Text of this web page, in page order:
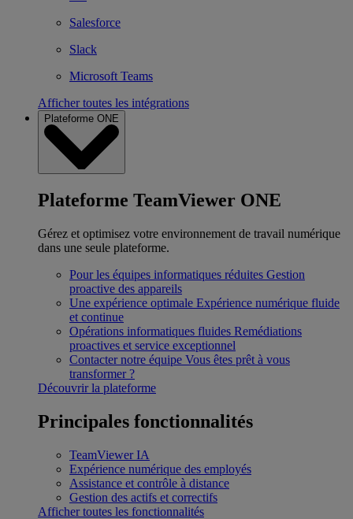
Salesforce
Slack
Microsoft Teams
Afficher toutes les intégrations
Plateforme ONE
Plateforme TeamViewer ONE
Gérez et optimisez votre environnement de travail numérique
dans une seule plateforme.
Pour les équipes informatiques réduites Gestion
proactive des appareils
Une expérience optimale Expérience numérique fluide
et continue
Opérations informatiques fluides Remédiations
proactives et service exceptionnel
Contacter notre équipe Vous êtes prêt à vous
transformer ?
Découvrir la plateforme
Principales fonctionnalités
TeamViewer IA
Expérience numérique des employés
Assistance et contrôle à distance
Gestion des actifs et correctifs
Afficher toutes les fonctionnalités